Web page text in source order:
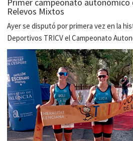
Primer campeonato
Relevos Mixtos
Ayer se disputó por primera vez en la
Deportivos TRICV el Campeonato